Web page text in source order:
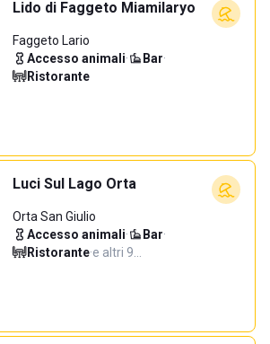
Lido di Faggeto Miamilaryo
Faggeto Lario
Accesso animali· Bar·
Ristorante
Luci Sul Lago Orta
Orta San Giulio
Accesso animali· Bar·
Ristorante·e altri 9…